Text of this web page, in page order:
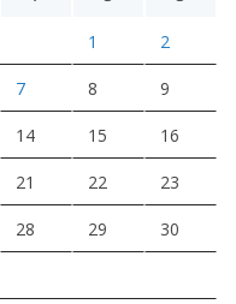
1 2
7 8 9
14 15 16
21 22 23
28 29 30